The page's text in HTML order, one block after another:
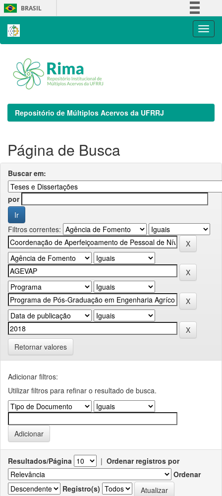
Skip
navigation
BRASIL
Repositório de Múltiplos Acervos da UFRRJ
Página de Busca
Buscar em:
por
Filtros correntes:
Retornar valores
Adicionar filtros:
Utilizar filtros para refinar o resultado de busca.
Resultados/Página | Ordenar registros por
Ordenar
Registro(s)